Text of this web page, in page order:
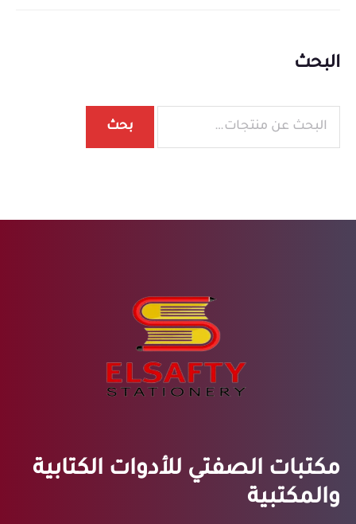
البحث
بحث
مكتبات الصفتي للأدوات الكتابية
والمكتبية